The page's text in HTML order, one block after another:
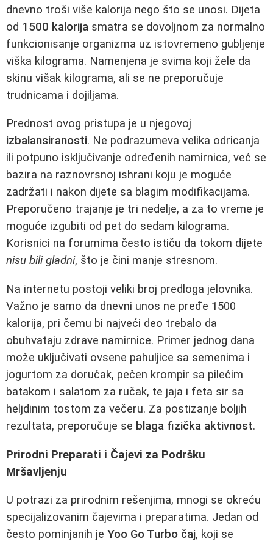
dnevno troši više kalorija nego što se unosi. Dijeta
od 1500 kalorija smatra se dovoljnom za normalno
funkcionisanje organizma uz istovremeno gubljenje
viška kilograma. Namenjena je svima koji žele da
skinu višak kilograma, ali se ne preporučuje
trudnicama i dojiljama.
Prednost ovog pristupa je u njegovoj
izbalansiranosti. Ne podrazumeva velika odricanja
ili potpuno isključivanje određenih namirnica, već se
bazira na raznovrsnoj ishrani koju je moguće
zadržati i nakon dijete sa blagim modifikacijama.
Preporučeno trajanje je tri nedelje, a za to vreme je
moguće izgubiti od pet do sedam kilograma.
Korisnici na forumima često ističu da tokom dijete
nisu bili gladni, što je čini manje stresnom.
Na internetu postoji veliki broj predloga jelovnika.
Važno je samo da dnevni unos ne pređe 1500
kalorija, pri čemu bi najveći deo trebalo da
obuhvataju zdrave namirnice. Primer jednog dana
može uključivati ovsene pahuljice sa semenima i
jogurtom za doručak, pečen krompir sa pilećim
batakom i salatom za ručak, te jaja i feta sir sa
heljdinim tostom za večeru. Za postizanje boljih
rezultata, preporučuje se blaga fizička aktivnost.
Prirodni Preparati i Čajevi za Podršku
Mršavljenju
U potrazi za prirodnim rešenjima, mnogi se okreću
specijalizovanim čajevima i preparatima. Jedan od
često pominjanih je Yoo Go Turbo čaj, koji se